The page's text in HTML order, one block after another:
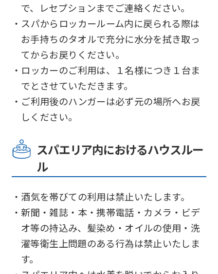
で、レセプションまでご連絡ください。
・スパからロッカールーム内に戻られる際は
お手持ちのタオルで充分に水分を拭き取っ
てからお戻りください。
・ロッカーのご利用は、１名様につき１台ま
でとさせていただきます。
・ご利用後のハンガーは必ず元の場所へお戻
しください。
スパエリア内におけるハウスルー
ル
・酒気を帯びての利用は禁止いたします。
・新聞・雑誌・本・携帯電話・カメラ・ビデ
オ等の持込み、髪染め・オイルの使用・洗
濯等衛生上問題のある行為は禁止いたしま
す。